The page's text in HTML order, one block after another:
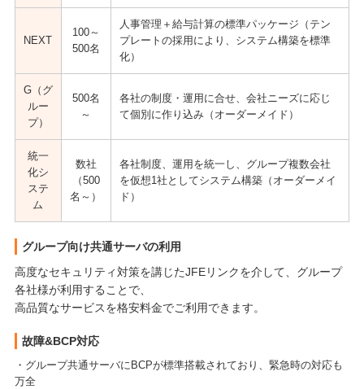
NEXT
100～
500名
人事管理＋給与計算の標準パッケージ（テン
プレートの採用により、システム構築を標準
化）
G（グ
ルー
プ）
500名
～
各社の制度・運用に合せ、会社ニーズに応じ
て個別に作り込み（オーダーメイド）
統一
化シ
ステ
ム
数社
（500
名～）
各社制度、運用を統一し、グループ複数会社
を仮想1社としてシステム構築（オーダーメイ
ド）
グループ向け共通サーバの利用
高度なセキュリティ対策を講じたJFEリンクを介して、グループ
各社様が利用することで、
高品質なサービスを格安料金でご利用できます。
故障&BCP対応
・グループ共通サーバにBCPが標準搭載されており、緊急時の対応も
万全